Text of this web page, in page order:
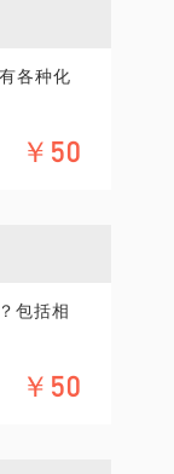
各种化
￥50
包括相
￥50